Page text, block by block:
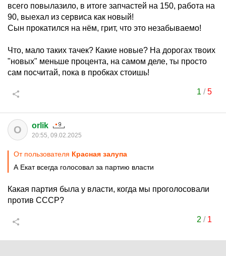
всего повылазило, в итоге запчастей на 150, работа на
90, выехал из сервиса как новый!
Сын прокатился на нём, грит, что это незабываемо!
Что, мало таких тачек? Какие новые? На дорогах твоих
"новых" меньше процента, на самом деле, ты просто
сам посчитай, пока в пробках стоишь!
1 /5
O orlik
20:55, 09.02.2025
От пользователя Красная залупа
А Екат всегда голосовал за партию власти
Какая партия была у власти, когда мы проголосовали
против СССР?
2 / 1